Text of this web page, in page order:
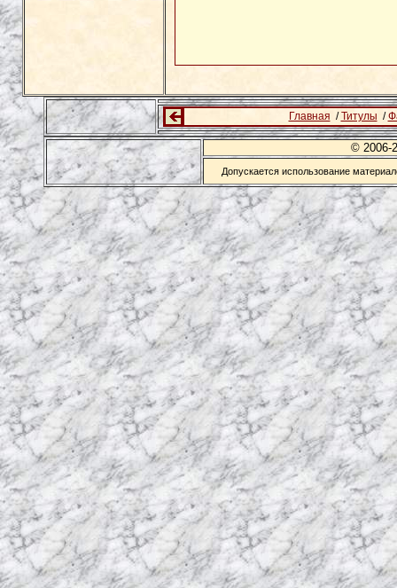
Главная /Титулы /
© 2006-
Допускается использование